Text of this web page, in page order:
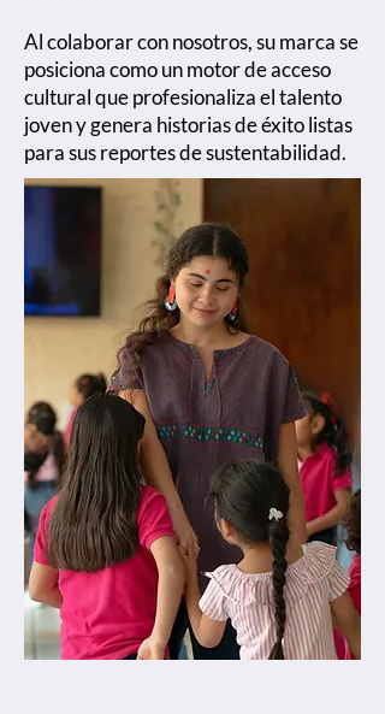
Al colaborar con nosotros, su marca se
posiciona como un motor de acceso
cultural que profesionaliza el talento
joven y genera historias de éxito listas
para sus reportes de sustentabilidad.